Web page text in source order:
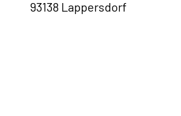
93138 Lappersdorf